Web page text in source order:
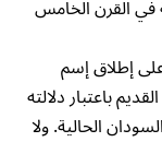
في القرن الخامس
إطلاق إسم
باعتبار دلالته
الحالية. ولا